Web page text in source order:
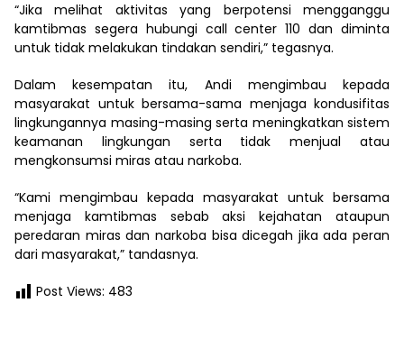
“Jika melihat aktivitas yang berpotensi mengganggu
kamtibmas segera hubungi call center 110 dan diminta
untuk tidak melakukan tindakan sendiri,” tegasnya.
Dalam kesempatan itu, Andi mengimbau kepada
masyarakat untuk bersama-sama menjaga kondusifitas
lingkungannya masing-masing serta meningkatkan sistem
keamanan lingkungan serta tidak menjual atau
mengkonsumsi miras atau narkoba.
“Kami mengimbau kepada masyarakat untuk bersama
menjaga kamtibmas sebab aksi kejahatan ataupun
peredaran miras dan narkoba bisa dicegah jika ada peran
dari masyarakat,” tandasnya.
Post Views: 483